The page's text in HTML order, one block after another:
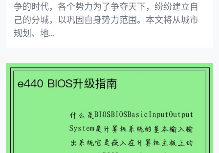
争的时代，各个势力为了争夺天下，纷纷建立自
己的分城，以巩固自身势力范围。本文将从城市
规划、地...